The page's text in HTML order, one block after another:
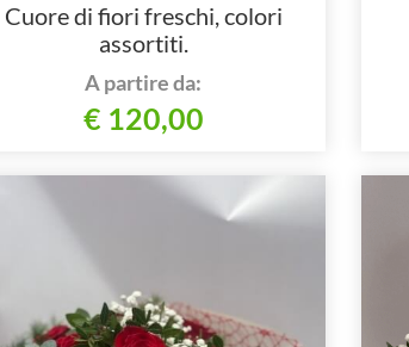
Cuore di fiori freschi, colori
assortiti.
A partire da:
€ 120,00